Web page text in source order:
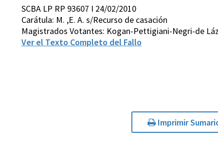
SCBA LP RP 93607 I 24/02/2010
Carátula: M. ,E. A. s/Recurso de casación
Magistrados Votantes: Kogan-Pettigiani-Negri-de
Ver el Texto Completo del Fallo
Imprimir